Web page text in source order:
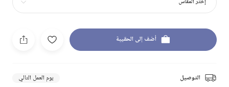
إختر المقاس
أضف إلى الحقيبة
التوصيل يوم العمل التالي